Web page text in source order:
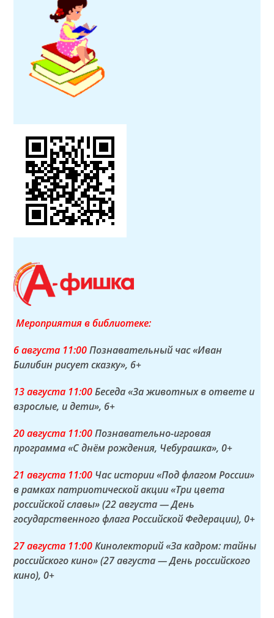
Мероприятия в библиотеке:
6 августа 11:00Познавательный час «Иван
Билибин рисует сказку», 6+
13 августа 11:00Беседа «За животных в ответе и
взрослые, и дети», 6+
20 августа 11:00Познавательно-игровая
программа «С днём рождения, Чебурашка», 0+
21 августа 11:00 Час истории «Под флагом России»
в рамках патриотической акции «Три цвета
российской славы» (22 августа — День
государственного флага Российской Федерации), 0+
27 августа 11:00Кинолекторий «За кадром: тайны
российского кино» (27 августа — День российского
кино), 0+